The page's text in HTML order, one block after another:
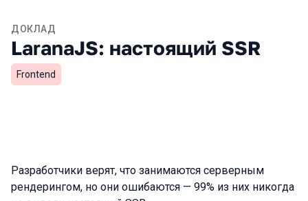
ДОКЛАД
LaranaJS: настоящий SSR
Frontend
Разработчики верят, что занимаются серверным
рендерингом, но они ошибаются — 99% из них никогда